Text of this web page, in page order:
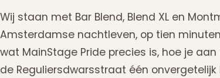
Wij staan met Bar Blend, Blend XL en
Amsterdamse nachtleven, op tien
wat MainStage Pride precies is, hoe je
de Reguliersdwarsstraat één